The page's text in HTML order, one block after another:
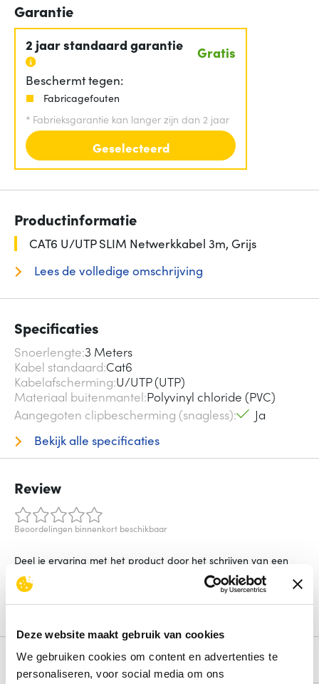
Deze website maakt gebruik van cookies
We gebruiken cookies om content en advertenties te
personaliseren, voor social media om ons
Garantie
2 jaar standaard garantie Gratis
Beschermt tegen:
Fabricagefouten
* Fabrieksgarantie kan langer zijn dan 2 jaar
Geselecteerd
Productinformatie
CAT6 U/UTP SLIM Netwerkkabel 3m, Grijs
Lees de volledige omschrijving
Specificaties
Snoerlengte 3 Meters
Kabel standaard Cat6
Kabelafscherming U/UTP (UTP)
Materiaal buitenmantel Polyvinyl chloride (PVC)
Aangegoten clipbescherming (snagless)
Ja
Bekijk alle specificaties
Review
Beoordelingen binnenkort beschikbaar
Deel je ervaring met het product door het schrijven van een
Schrijf een review
Alternatieven